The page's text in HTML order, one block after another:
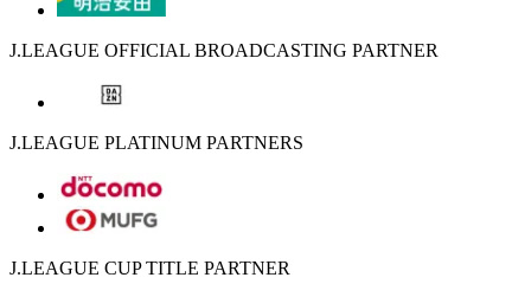
J.LEAGUE OFFICIAL BROADCASTING PARTNER
J.LEAGUE PLATINUM PARTNERS
J.LEAGUE CUP TITLE PARTNER